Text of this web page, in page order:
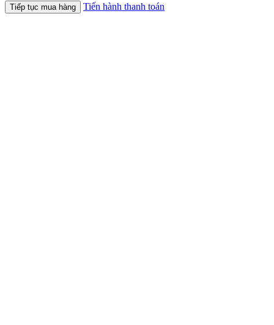
Tiếp tục mua hàng Tiến hành thanh toán